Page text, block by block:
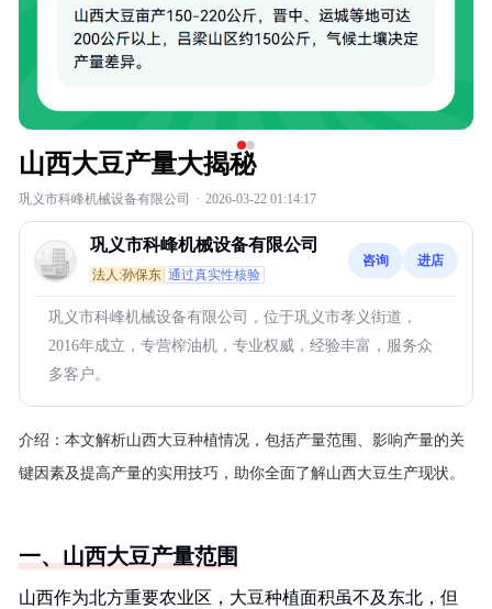
山西大豆产量大揭秘
巩义市科峰机械设备有限公司 · 2026-03-22 01:14:17
巩义市科峰机械设备有限公司
法人:孙保东 通过真实性核验
咨询 进店
巩义市科峰机械设备有限公司，位于巩义市孝义街道，
2016年成立，专营榨油机，专业权威，经验丰富，服务众
多客户。
介绍： 本文解析山西大豆种植情况，包括产量范围、影响产量的关
键因素及提高产量的实用技巧，助你全面了解山西大豆生产现状。
一、山西大豆产量范围
山西作为北方重要农业区，大豆种植面积虽不及东北，但